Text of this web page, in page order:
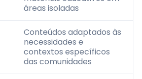
áreas isoladas
Conteúdos adaptados às
necessidades e
contextos específicos
das comunidades